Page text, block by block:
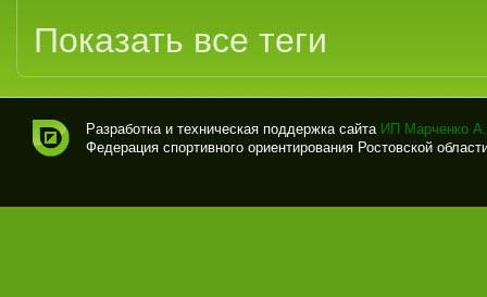
Показать все теги
вно
Разработка и техническая поддержка сайта ИП Марченко
Федерация спортивного ориентирования Ростовской